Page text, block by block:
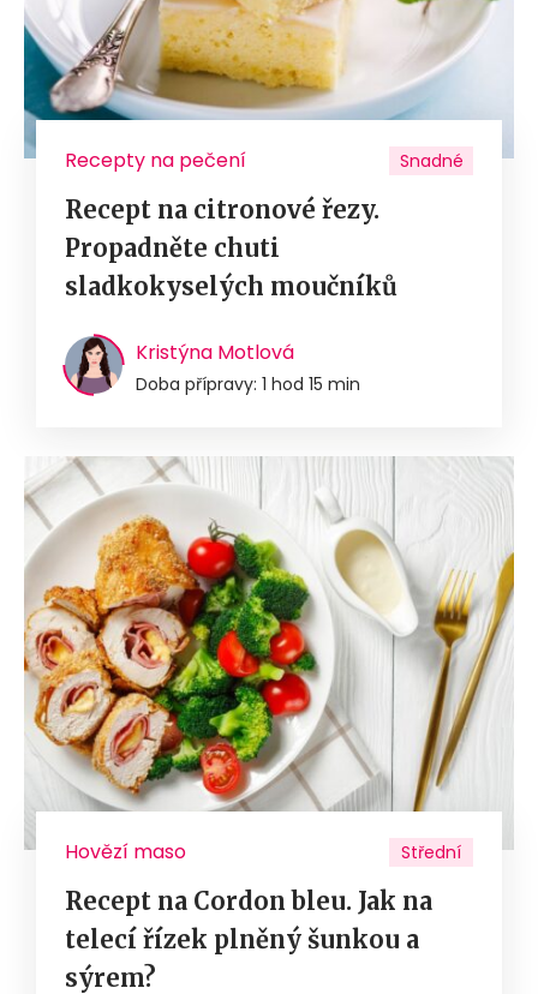
Recepty na pečení Snadné
Recept na citronové řezy.
Propadněte chuti
sladkokyselých moučníků
Kristýna Motlová
Doba přípravy: 1 hod 15 min
Hovězí maso Střední
Recept na Cordon bleu. Jak na
telecí řízek plněný šunkou a
sýrem?